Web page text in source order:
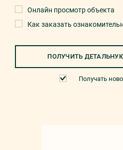
Онлайн просмотр объекта
Как заказать
ПОЛУЧИТЬ
Получать